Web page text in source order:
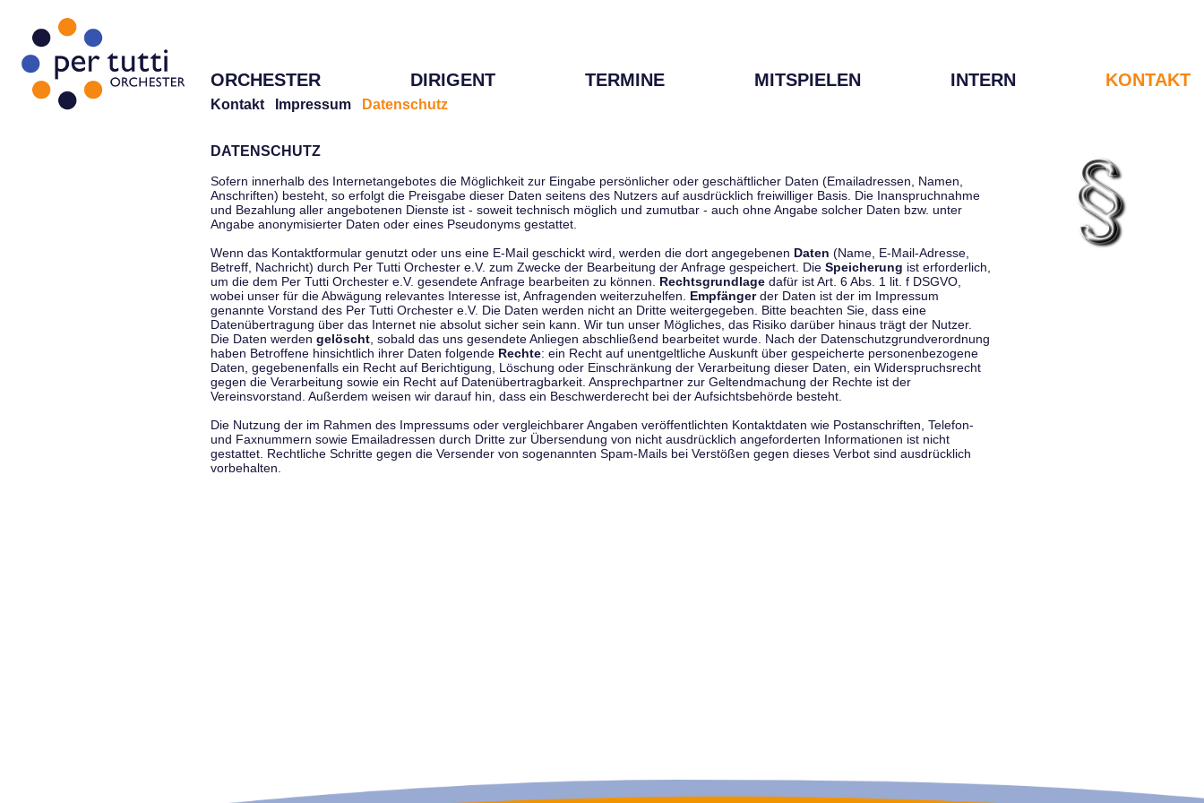
ORCHESTER DIRIGENT TERMINE MITSPIELEN INTERN KONTAKT
Kontakt Impressum Datenschutz
DATENSCHUTZ
Sofern innerhalb des Internetangebotes die Möglichkeit zur Eingabe persönlicher oder geschäftlicher Daten (Emailadressen, Namen,
Anschriften) besteht, so erfolgt die Preisgabe dieser Daten seitens des Nutzers auf ausdrücklich freiwilliger Basis. Die Inanspruchnahme
und Bezahlung aller angebotenen Dienste ist - soweit technisch möglich und zumutbar - auch ohne Angabe solcher Daten bzw. unter
Angabe anonymisierter Daten oder eines Pseudonyms gestattet.
Wenn das Kontaktformular genutzt oder uns eine E-Mail geschickt wird, werden die dort angegebenen Daten (Name, E-Mail-Adresse,
Betreff, Nachricht) durch Per Tutti Orchester e.V. zum Zwecke der Bearbeitung der Anfrage gespeichert. Die Speicherung ist erforderlich,
um die dem Per Tutti Orchester e.V. gesendete Anfrage bearbeiten zu können. Rechtsgrundlage dafür ist Art. 6 Abs. 1 lit. f DSGVO,
wobei unser für die Abwägung relevantes Interesse ist, Anfragenden weiterzuhelfen. Empfängerder Daten ist der im Impressum
genannte Vorstand des Per Tutti Orchester e.V. Die Daten werden nicht an Dritte weitergegeben. Bitte beachten Sie, dass eine
Datenübertragung über das Internet nie absolut sicher sein kann. Wir tun unser Mögliches, das Risiko darüber hinaus trägt der Nutzer.
Die Daten werden gelöscht , sobald das uns gesendete Anliegen abschließend bearbeitet wurde. Nach der Datenschutzgrundverordnung
haben Betroffene hinsichtlich ihrer Daten folgende Rechte: ein Recht auf unentgeltliche Auskunft über gespeicherte personenbezogene
Daten, gegebenenfalls ein Recht auf Berichtigung, Löschung oder Einschränkung der Verarbeitung dieser Daten, ein Widerspruchsrecht
gegen die Verarbeitung sowie ein Recht auf Datenübertragbarkeit. Ansprechpartner zur Geltendmachung der Rechte ist der
Vereinsvorstand. Außerdem weisen wir darauf hin, dass ein Beschwerderecht bei der Aufsichtsbehörde besteht.
Die Nutzung der im Rahmen des Impressums oder vergleichbarer Angaben veröffentlichten Kontaktdaten wie Postanschriften, Telefon-
und Faxnummern sowie Emailadressen durch Dritte zur Übersendung von nicht ausdrücklich angeforderten Informationen ist nicht
gestattet. Rechtliche Schritte gegen die Versender von sogenannten Spam-Mails bei Verstößen gegen dieses Verbot sind ausdrücklich
vorbehalten.